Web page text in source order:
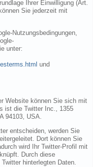
Ihrer Einwilligung (Art.
Sie jederzeit mit
Nutzungsbedingungen,
unter:
und
Website können Sie sich mit
ist die Twitter Inc., 1355
94103, USA.
entscheiden, werden Sie
Dort können Sie
wird Ihr Twitter-Profil mit
Durch diese
hinterlegten Daten.